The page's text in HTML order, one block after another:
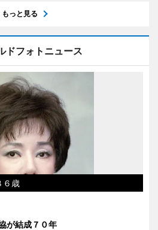
もっと見る
ドフォトニュース
６歳
が結成７０年